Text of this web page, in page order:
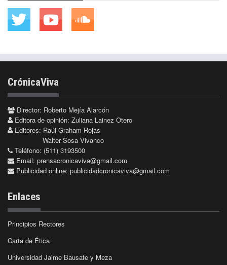
CrónicaViva
Director: Roberto Mejía Alarcón
Editora de opinión: Zuliana Lainez Otero
Editores: Raúl Graham Rojas
Walter Sosa Vivanco
Teléfono: (511) 3193500
Email: prensacronicaviva@gmail.com
Publicidad online: publicidadcronicaviva@gmail.com
Enlaces
Principios Rectores
Carta de Ética
Universidad Jaime Bausate y Meza